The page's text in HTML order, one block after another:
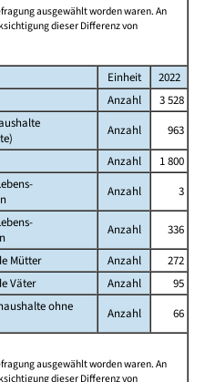
ausgewählt worden waren. An
dieser Differenz von
Einheit
2022
Anzahl
3 528
Anzahl
963
Anzahl
1 800
Anzahl
3
Anzahl
336
Mütter
Anzahl
272
Väter
Anzahl
95
ohne
Anzahl
66
ausgewählt worden waren. An
dieser Differenz von